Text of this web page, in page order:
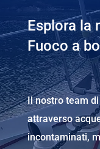
Esplora la
Fuoco a
Il nostro team
attraverso
incontaminati,